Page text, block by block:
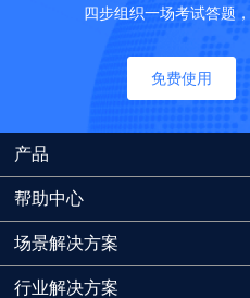
四步组织一场考试答题
免费使用
产品
帮助中心
场景解决方案
行业解决方案